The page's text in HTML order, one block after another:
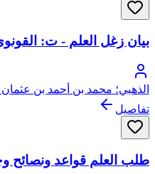
بيان زغل العلم - ت:
الذهبي؛ محمد بن أحمد بن
عبد الله
تفاصيل
طلب العلم قواعد ونصائح